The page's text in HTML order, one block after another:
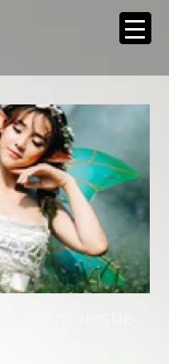
vel molestie